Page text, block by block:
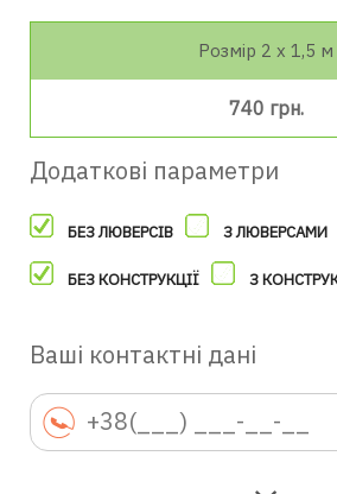
Розмір 2 х 1,5 м
740 грн.
Додаткові параметри
БЕЗ ЛЮВЕРСІВ З ЛЮВЕРСАМИ
БЕЗ КОНСТРУКЦІЇ З
Ваші контактні дані